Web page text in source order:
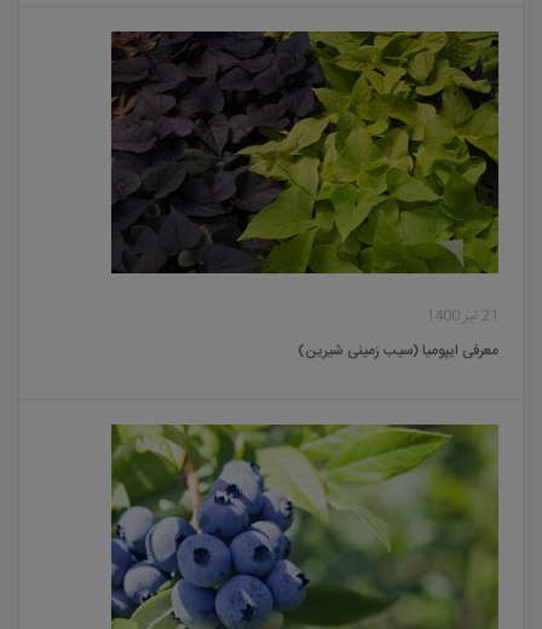
21 تیر 1400
معرفی ایپومیا (سیب زمینی شیرین)